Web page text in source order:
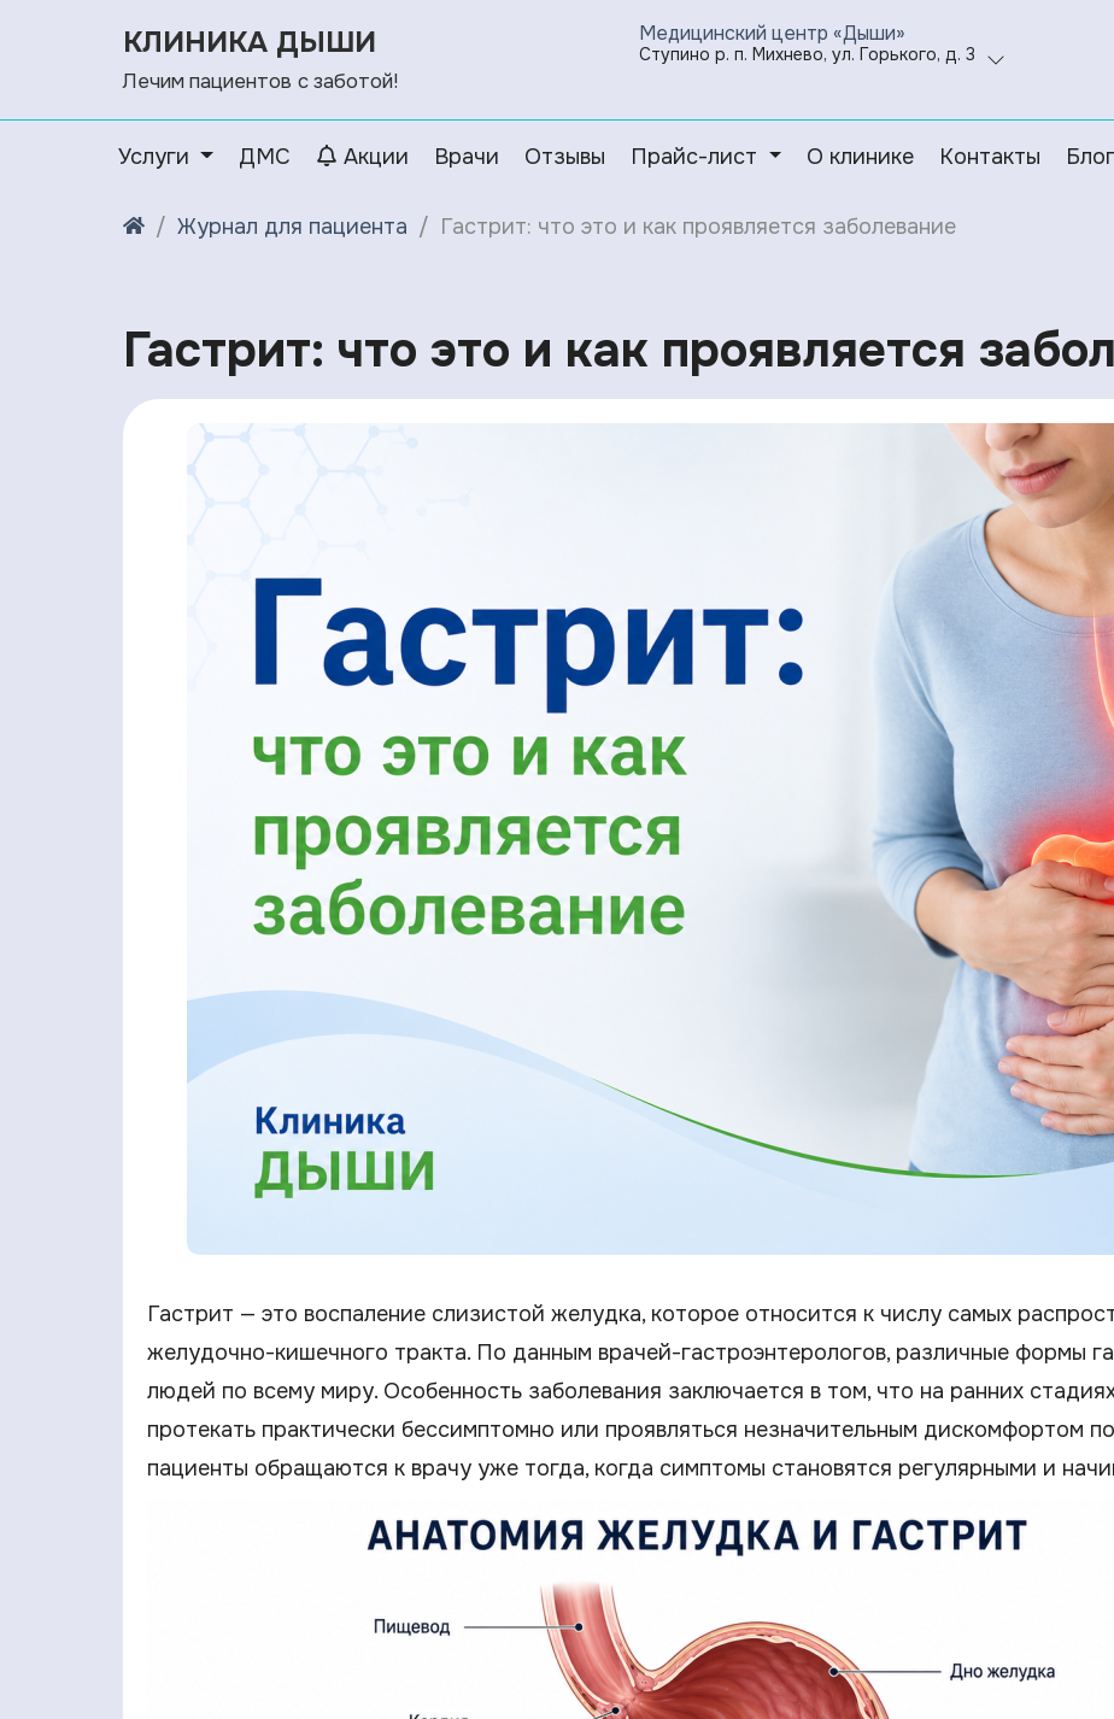
КЛИНИКА ДЫШИ
Лечим пациентов с заботой!
Медицинский центр «Дыши»
Ступино р. п. Михнево, ул. Горького, д. 3
Услуги ДМС Акции Врачи Отзывы Прайс-лист О клинике Контакты Блог
Журнал для пациента Гастрит: что это и как проявляется заболевание
Гастрит: что это и как проявляется
Гастрит — это воспаление слизистой желудка, которое относится к числу самых
желудочно-кишечного тракта. По данным врачей-гастроэнтерологов, различные формы
людей по всему миру. Особенность заболевания заключается в том, что на ранних
протекать практически бессимптомно или проявляться незначительным дискомфортом
пациенты обращаются к врачу уже тогда, когда симптомы становятся регулярными и